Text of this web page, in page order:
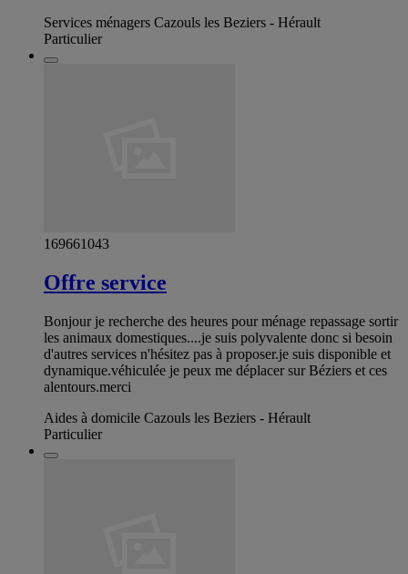
Services ménagers Cazouls les Beziers - Hérault
Particulier
169661043
Offre service
Bonjour je recherche des heures pour ménage repassage sortir
les animaux domestiques....je suis polyvalente donc si besoin
d'autres services n'hésitez pas à proposer.je suis disponible et
dynamique.véhiculée je peux me déplacer sur Béziers et ces
alentours.merci
Aides à domicile Cazouls les Beziers - Hérault
Particulier